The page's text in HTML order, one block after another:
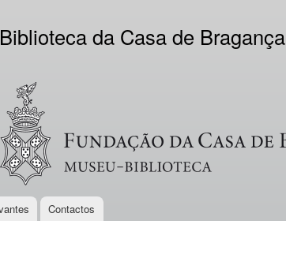
da Casa de Bragança
Logo VV
Contactos